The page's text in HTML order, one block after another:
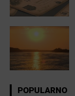
POPULARNO